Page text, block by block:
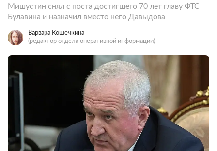
Мишустин снял с поста достигшего 70 лет главу ФТС
Булавина и назначил вместо него Давыдова
Варвара Кошечкина
(редактор отдела оперативной информации)